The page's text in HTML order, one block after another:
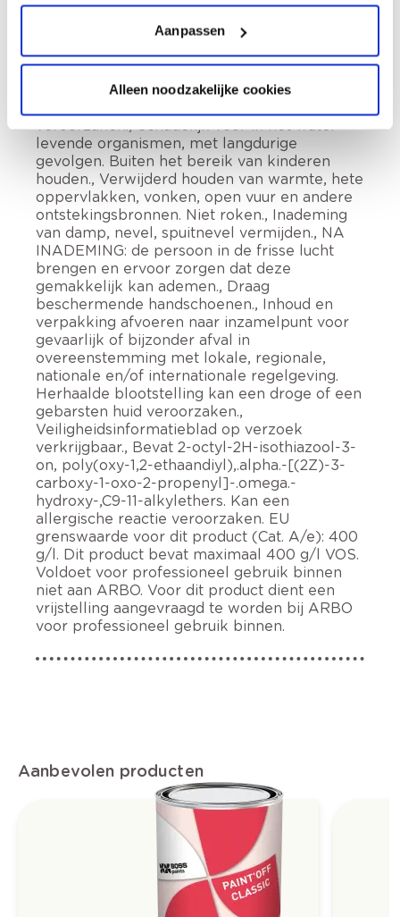
Aanpassen
Alleen noodzakelijke cookies
Bevat n-butylacetaat; koolwaterstoffen, C9-
C11, n-alkanen, iso-alkanen, cyclische, <2%
aromaten. Ontvlambare vloeistof en damp.,
veroorzaken., Schadelijk voor in het water
levende organismen, met langdurige
gevolgen. Buiten het bereik van kinderen
houden., Verwijderd houden van warmte, hete
oppervlakken, vonken, open vuur en andere
ontstekingsbronnen. Niet roken., Inademing
van damp, nevel, spuitnevel vermijden., NA
INADEMING: de persoon in de frisse lucht
brengen en ervoor zorgen dat deze
gemakkelijk kan ademen., Draag
beschermende handschoenen., Inhoud en
verpakking afvoeren naar inzamelpunt voor
gevaarlijk of bijzonder afval in
overeenstemming met lokale, regionale,
nationale en/of internationale regelgeving.
Herhaalde blootstelling kan een droge of een
gebarsten huid veroorzaken.,
Veiligheidsinformatieblad op verzoek
verkrijgbaar., Bevat 2-octyl-2H-isothiazool-3-
on, poly(oxy-1,2-ethaandiyl),.alpha.-[(2Z)-3-
carboxy-1-oxo-2-propenyl]-.omega.-
hydroxy-,C9-11-alkylethers. Kan een
allergische reactie veroorzaken. EU
grenswaarde voor dit product (Cat. A/e): 400
g/l. Dit product bevat maximaal 400 g/l VOS.
Voldoet voor professioneel gebruik binnen
niet aan ARBO. Voor dit product dient een
vrijstelling aangevraagd te worden bij ARBO
voor professioneel gebruik binnen.
Aanbevolen producten